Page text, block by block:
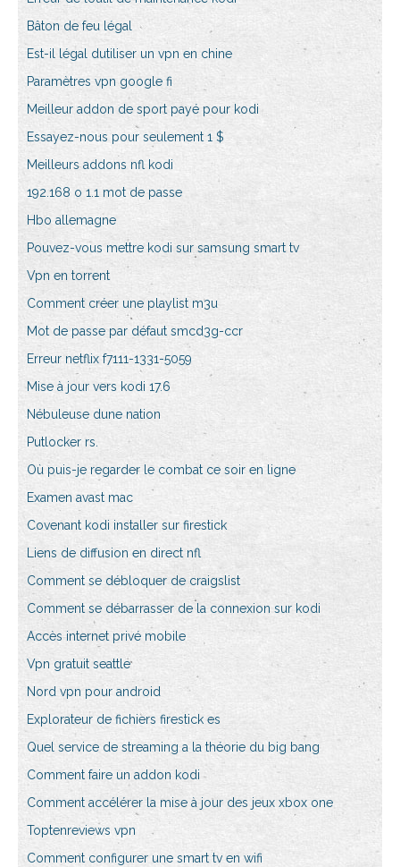
Bâton de feu légal
Est-il légal dutiliser un vpn en chine
Paramètres vpn google fi
Meilleur addon de sport payé pour kodi
Essayez-nous pour seulement 1 $
Meilleurs addons nfl kodi
192.168 o 1.1 mot de passe
Hbo allemagne
Pouvez-vous mettre kodi sur samsung smart tv
Vpn en torrent
Comment créer une playlist m3u
Mot de passe par défaut smcd3g-ccr
Erreur netflix f7111-1331-5059
Mise à jour vers kodi 17.6
Nébuleuse dune nation
Putlocker rs.
Où puis-je regarder le combat ce soir en ligne
Examen avast mac
Covenant kodi installer sur firestick
Liens de diffusion en direct nfl
Comment se débloquer de craigslist
Comment se débarrasser de la connexion sur kodi
Accès internet privé mobile
Vpn gratuit seattle
Nord vpn pour android
Explorateur de fichiers firestick es
Quel service de streaming a la théorie du big bang
Comment faire un addon kodi
Comment accélérer la mise à jour des jeux xbox one
Toptenreviews vpn
Comment configurer une smart tv en wifi